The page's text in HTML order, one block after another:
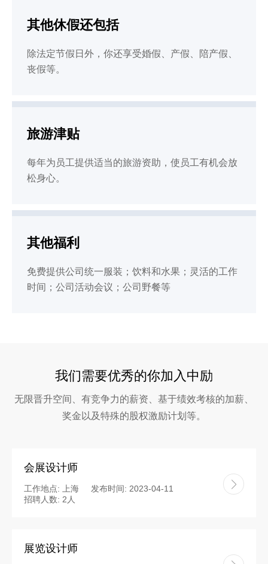
其他休假还包括
除法定节假日外，你还享受婚假、产假、陪产假、
丧假等。
旅游津贴
每年为员工提供适当的旅游资助，使员工有机会放
松身心。
其他福利
免费提供公司统一服装；饮料和水果；灵活的工作
时间；公司活动会议；公司野餐等
我们需要优秀的你加入中励
无限晋升空间、有竞争力的薪资、基于绩效考核的加薪、
奖金以及特殊的股权激励计划等。
会展设计师
工作地点: 上海
发布时间: 2023-04-11
招聘人数: 2人
展览设计师